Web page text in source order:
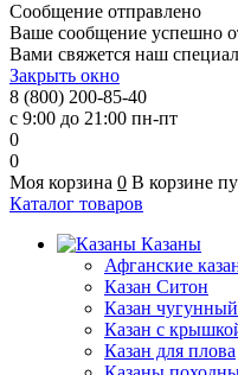
Сообщение отправлено
Ваше сообщение успешно
Вами свяжется наш
Закрыть окно
8 (800) 200-85-40
с 9:00 до 21:00 пн-пт
0
0
Моя корзина 0 В корзине
Каталог товаров
Казаны
Афганские
Казан Ситон
Казан чугунный
Казан с
Казан для плова